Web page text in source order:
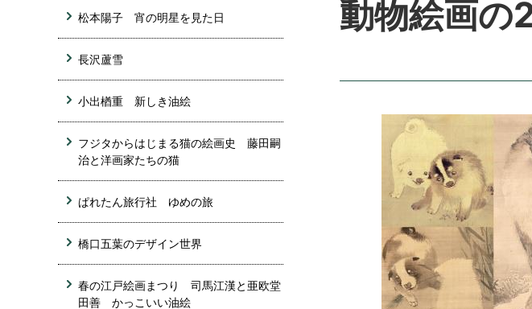
松本陽子 宵の明星を見た日
長沢蘆雪
小出楢重 新しき油絵
フジタからはじまる猫の絵画史 藤田嗣
治と洋画家たちの猫
ぱれたん旅行社 ゆめの旅
橋口五葉のデザイン世界
春の江戸絵画まつり 司馬江漢と亜欧堂
田善 かっこいい油絵
動物絵画の